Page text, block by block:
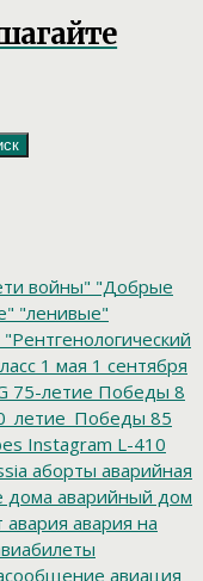
войны" "Добрые
"ленивые"
"Рентгенологический
1 мая 1 сентября
75-летие Победы 8
85
Instagram L-410
аборты аварийная
дома аварийный дом
авария авария на
авиация